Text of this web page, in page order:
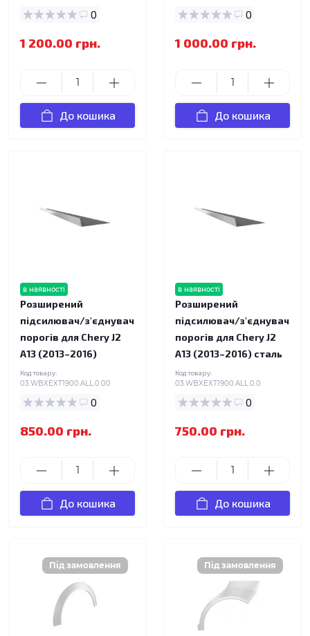
0
1 200.00 грн.
До кошика
0
1 000.00 грн.
До кошика
в наявності
Розширений
підсилювач/з'єднувач
порогів для Chery J2
A13 (2013–2016)
Код товару:
03.WBXEXT1900.ALL.0.00
0
850.00 грн.
До кошика
в наявності
Розширений
підсилювач/з'єднувач
порогів для Chery J2
A13 (2013–2016) сталь
Код товару:
03.WBXEXT1900.ALL.0.0
0
750.00 грн.
До кошика